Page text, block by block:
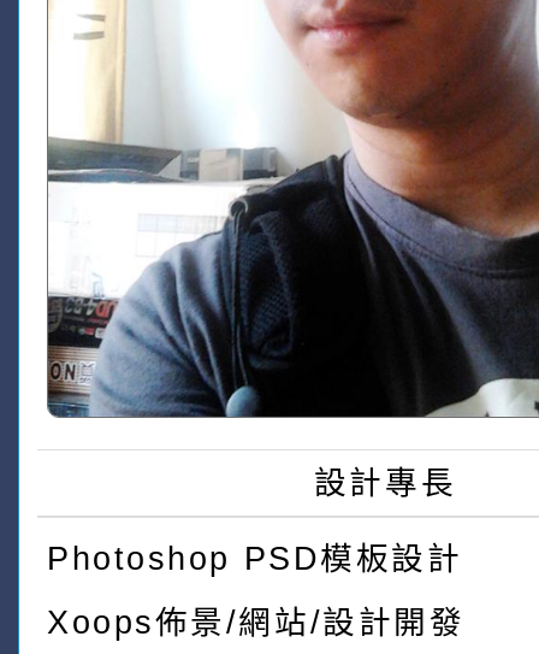
設計專長
Photoshop PSD模板設計
Xoops佈景/網站/設計開發